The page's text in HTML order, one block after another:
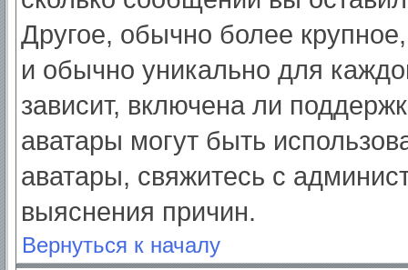
Другое, обычно более
и обычно уникально для
зависит, включена ли
аватары могут быть
аватары, свяжитесь с
выяснения причин.
Вернуться к началу